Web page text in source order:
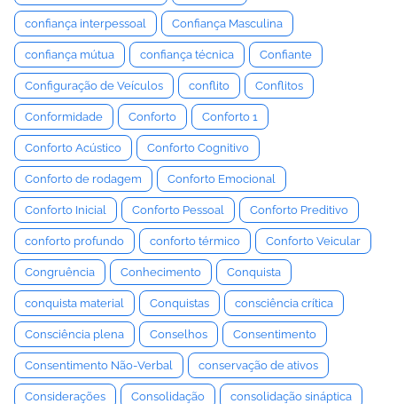
confiança interpessoal Confiança Masculina
confiança mútua confiança técnica Confiante
Configuração de Veículos conflito Conflitos
Conformidade Conforto Conforto 1
Conforto Acústico Conforto Cognitivo
Conforto de rodagem Conforto Emocional
Conforto Inicial Conforto Pessoal Conforto Preditivo
conforto profundo conforto térmico Conforto Veicular
Congruência Conhecimento Conquista
conquista material Conquistas consciência crítica
Consciência plena Conselhos Consentimento
Consentimento Não-Verbal conservação de ativos
Considerações Consolidação consolidação sináptica